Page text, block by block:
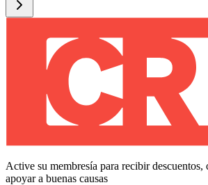
Active su membresía para recibir
apoyar a buenas causas